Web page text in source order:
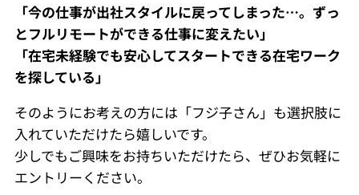
「今の仕事が出社スタイルに戻ってしまった…。ずっ
とフルリモートができる仕事に変えたい」
「在宅未経験でも安心してスタートできる在宅ワーク
を探している」
そのようにお考えの方には「フジ子さん」も選択肢に
入れていただけたら嬉しいです。
少しでもご興味をお持ちいただけたら、ぜひお気軽に
エントリーください。